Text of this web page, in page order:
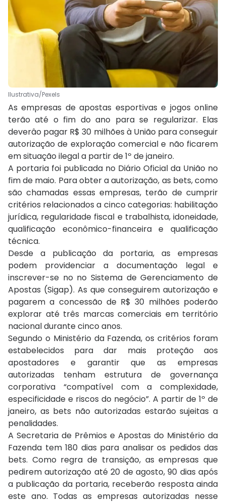
Ilustrativa/Pexels
As empresas de apostas esportivas e jogos online
terão até o fim do ano para se regularizar. Elas
deverâo pagar R$ 30 milhões à União para conseguir
autorização de exploração comercial e não ficarem
em situação ilegal a partir de 1º de janeiro.
A portaria foi publicada no Diário Oficial da União no
fim de maio. Para obter a autorização, as bets, como
são chamadas essas empresas, terão de cumprir
critérios relacionados a cinco categorias: habilitação
jurídica, regularidade fiscal e trabalhista, idoneidade,
qualificação econômico-financeira e qualificação
técnica.
Desde a publicação da portaria, as empresas
podem providenciar a documentação legal e
inscrever-se no no Sistema de Gerenciamento de
Apostas (Sigap). As que conseguirem autorização e
pagarem a concessão de R$ 30 milhões poderão
explorar até três marcas comerciais em território
nacional durante cinco anos.
Segundo o Ministério da Fazenda, os critérios foram
estabelecidos para dar mais proteção aos
apostadores e garantir que as empresas
autorizadas tenham estrutura de governança
corporativa “compatível com a complexidade,
especificidade e riscos do negócio”. A partir de 1º de
janeiro, as bets não autorizadas estarão sujeitas a
penalidades.
A Secretaria de Prêmios e Apostas do Ministério da
Fazenda tem 180 dias para analisar os pedidos das
bets. Como regra de transição, as empresas que
pedirem autorização até 20 de agosto, 90 dias após
a publicação da portaria, receberão resposta ainda
este ano. Todas as empresas autorizadas nesse